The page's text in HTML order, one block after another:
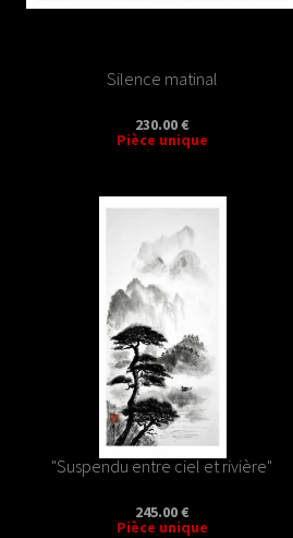
Silence matinal
230.00 €
Pièce unique
"Suspendu entre ciel et rivière"
245.00 €
Pièce unique